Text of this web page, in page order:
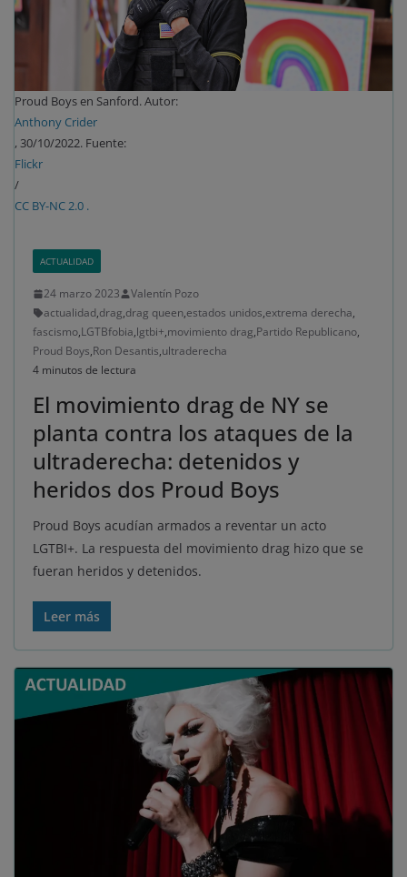
Proud Boys en Sanford. Autor:
Anthony Crider
, 30/10/2022. Fuente:
Flickr
/
CC BY-NC 2.0 .
ACTUALIDAD
24 marzo 2023
Valentín Pozo
actualidad,drag,drag queen,estados unidos,extrema derecha,
fascismo,LGTBfobia,lgtbi+,movimiento drag,Partido Republicano,
Proud Boys,Ron Desantis,ultraderecha
4 minutos de lectura
El movimiento drag de NY se
planta contra los ataques de la
ultraderecha: detenidos y
heridos dos Proud Boys
Proud Boys acudían armados a reventar un acto
LGTBI+. La respuesta del movimiento drag hizo que se
fueran heridos y detenidos.
Leer más